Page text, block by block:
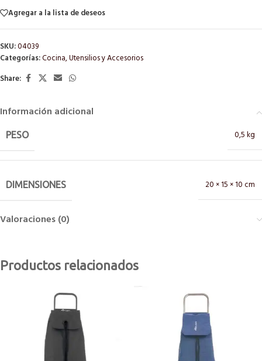
Agregar a la lista de deseos
SKU:04039
Categorías:Cocina,Utensilios y Accesorios
Share:
Información adicional
PESO 0,5 kg
DIMENSIONES 20 × 15 × 10 cm
Valoraciones (0)
Productos relacionados